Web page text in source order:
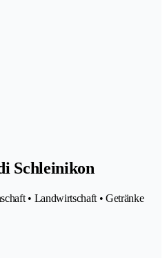
Schleinikon
• Landwirtschaft • Getränke